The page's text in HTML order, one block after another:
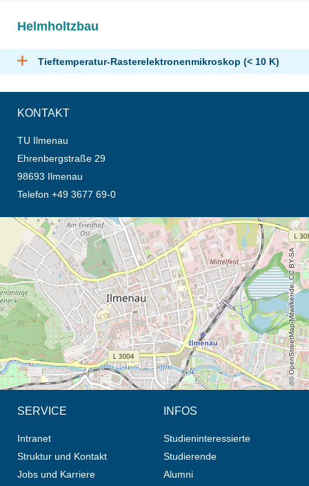
Helmholtzbau
Tieftemperatur-Rasterelektronenmikroskop (< 10 K)
KONTAKT
TU Ilmenau
Ehrenbergstraße 29
98693 Ilmenau
Telefon +49 3677 69-0
Öffnet die Anfahrtsbeschreibung in neuem Tab (Karte)
© OpenStreetMap-Mitwirkende, CC BY-SA
SERVICE
Intranet
Struktur und Kontakt
Jobs und Karriere
INFOS
Studieninteressierte
Studierende
Alumni